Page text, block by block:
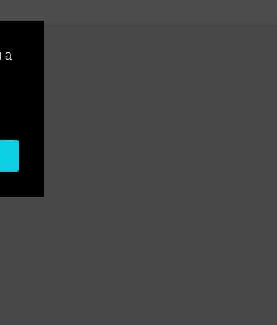
a